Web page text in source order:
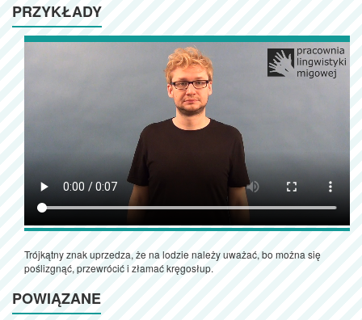
PRZYKŁADY
Trójkątny znak uprzedza, że na lodzie należy uważać, bo można się
poślizgnąć, przewrócić i złamać kręgosłup.
POWIĄZANE